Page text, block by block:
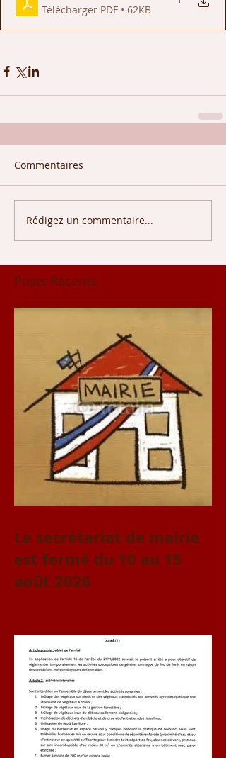
Télécharger PDF • 62KB
Commentaires
Rédigez un commentaire...
Posts Récents
Le secrétariat de mairie
est fermé du 10 au 15
août 2026